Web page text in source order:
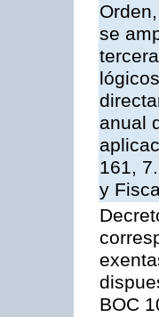
se
anual
161,
y
BOC